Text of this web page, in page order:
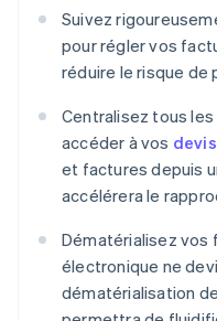
Suivez
pour régler vos
réduire le risque de
Centralisez tous
accéder à vos devis
et factures depuis
accélérera le
Dématérialisez vos
électronique ne
dématérialisation